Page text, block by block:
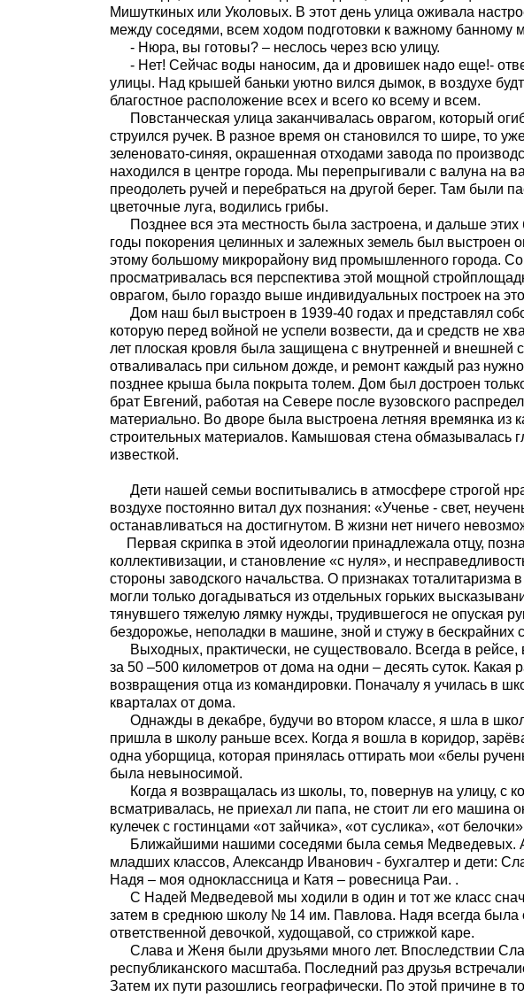
Мишуткиных или Уколовых. В этот день улица оживала
между соседями, всем ходом подготовки к важному банному
- Нюра, вы готовы? – неслось через всю улицу.
- Нет! Сейчас воды наносим, да и дровишек надо еще!-
улицы. Над крышей баньки уютно вился дымок, в воздухе
благостное расположение всех и всего ко всему и всем.
Повстанческая улица заканчивалась оврагом, который
струился ручек. В разное время он становился то шире, то
зеленовато-синяя, окрашенная отходами завода по
находился в центре города. Мы перепрыгивали с валуна на
преодолеть ручей и перебраться на другой берег. Там были
цветочные луга, водились грибы.
Позднее вся эта местность была застроена, и дальше
годы покорения целинных и залежных земель был выстроен
этому большому микрорайону вид промышленного города.
просматривалась вся перспектива этой мощной
оврагом, было гораздо выше индивидуальных построек на
Дом наш был выстроен в 1939-40 годах и представлял
которую перед войной не успели возвести, да и средств не
лет плоская кровля была защищена с внутренней и внешней
отваливалась при сильном дожде, и ремонт каждый раз
позднее крыша была покрыта толем. Дом был достроен
брат Евгений, работая на Севере после вузовского
материально. Во дворе была выстроена летняя времянка из
строительных материалов. Камышовая стена обмазывалась
известкой.
Дети нашей семьи воспитывались в атмосфере строгой
воздухе постоянно витал дух познания: «Ученье - свет,
останавливаться на достигнутом. В жизни нет ничего
Первая скрипка в этой идеологии принадлежала отцу,
коллективизации, и становление «с нуля», и
стороны заводского начальства. О признаках тоталитаризма
могли только догадываться из отдельных горьких
тянувшего тяжелую лямку нужды, трудившегося не опуская
бездорожье, неполадки в машине, зной и стужу в бескрайних
Выходных, практически, не существовало. Всегда в
за 50 –500 километров от дома на одни – десять суток. Какая
возвращения отца из командировки. Поначалу я училась в
кварталах от дома.
Однажды в декабре, будучи во втором классе, я шла в
пришла в школу раньше всех. Когда я вошла в коридор,
одна уборщица, которая принялась оттирать мои «белы
была невыносимой.
Когда я возвращалась из школы, то, повернув на улицу, с
всматривалась, не приехал ли папа, не стоит ли его машина
кулечек с гостинцами «от зайчика», «от суслика», «от
Ближайшими нашими соседями была семья Медведевых.
младших классов, Александр Иванович - бухгалтер и дети:
Надя – моя одноклассница и Катя – ровесница Раи. .
С Надей Медведевой мы ходили в один и тот же класс
затем в среднюю школу № 14 им. Павлова. Надя всегда была
ответственной девочкой, худощавой, со стрижкой каре.
Слава и Женя были друзьями много лет. Впоследствии
республиканского масштаба. Последний раз друзья
Затем их пути разошлись географически. По этой причине в